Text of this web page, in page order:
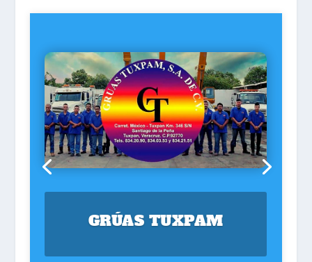
GRÚAS TUXPAM